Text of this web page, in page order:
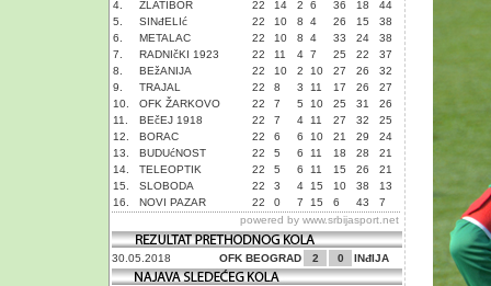
4.
ZLATIBOR 22 14 2 6 36 18
44
5.
SINđELIć 22 10 8 4 26 15
38
6.
METALAC 22 10 8 4 33 24
38
7.
RADNIčKI 1923 22 11 4 7 25 22
37
8.
BEžANIJA 22 10 2 10 27 26
32
9.
TRAJAL 22 8 3 11 17 26
27
10.
OFK ŽARKOVO 22 7 5 10 25 31
26
11.
BEčEJ 1918 22 7 4 11 27 32
25
12.
BORAC 22 6 6 10 21 29
24
13.
BUDUćNOST 22 5 6 11 18 28
21
14.
TELEOPTIK 22 5 6 11 15 26
21
15.
SLOBODA 22 3 4 15 10 38
13
16.
NOVI PAZAR 22 0 7 15 6 43
7
powered by www.srbijasport.net
30.05.2018 OFK BEOGRAD 2 0 INđIJA